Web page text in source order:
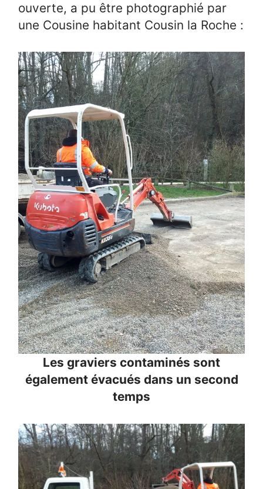
ouverte, a pu être photographié par
une Cousine habitant Cousin la Roche :
Les graviers contaminés sont
également évacués dans un second
temps